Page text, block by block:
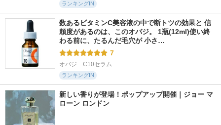
ランキングIN
数あるビタミンC美容液の中で断トツの効果と 信
頼度があるのは、このオバジ。 1瓶(12ml)使い終
わる前に、たるんだ毛穴が 小さ…
7
オバジ　C10セラム
ランキングIN
新しい香りが登場！ポップアップ開催｜ジョー マ
ローン ロンドン